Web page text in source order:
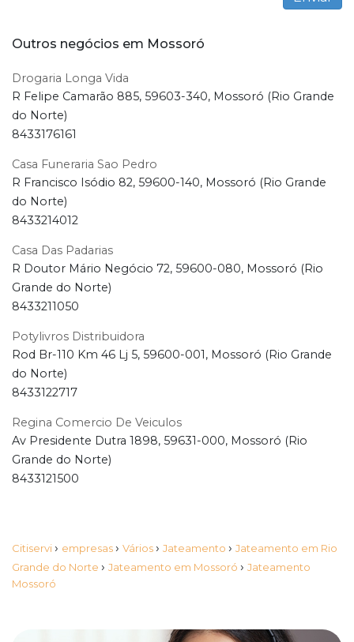
Outros negócios em Mossoró
Drogaria Longa Vida
R Felipe Camarão 885, 59603-340, Mossoró (Rio Grande
do Norte)
8433176161
Casa Funeraria Sao Pedro
R Francisco Isódio 82, 59600-140, Mossoró (Rio Grande
do Norte)
8433214012
Casa Das Padarias
R Doutor Mário Negócio 72, 59600-080, Mossoró (Rio
Grande do Norte)
8433211050
Potylivros Distribuidora
Rod Br-110 Km 46 Lj 5, 59600-001, Mossoró (Rio Grande
do Norte)
8433122717
Regina Comercio De Veiculos
Av Presidente Dutra 1898, 59631-000, Mossoró (Rio
Grande do Norte)
8433121500
Citiservi › empresas › Vários › Jateamento › Jateamento em Rio
Grande do Norte › Jateamento em Mossoró › Jateamento
Mossoró